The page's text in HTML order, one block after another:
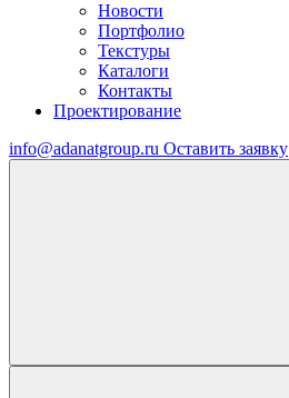
Новости
Портфолио
Текстуры
Каталоги
Контакты
Проектирование
info@adanatgroup.ru Оставить заявку